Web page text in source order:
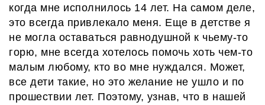
когда мне исполнилось 14 лет. На самом деле,
это всегда привлекало меня. Еще в детстве я
не могла оставаться равнодушной к чьему-то
горю, мне всегда хотелось помочь хоть чем-то
малым любому, кто во мне нуждался. Может,
все дети такие, но это желание не ушло и по
прошествии лет. Поэтому, узнав, что в нашей